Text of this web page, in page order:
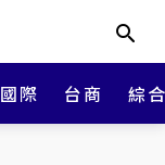
國際 台商 綜